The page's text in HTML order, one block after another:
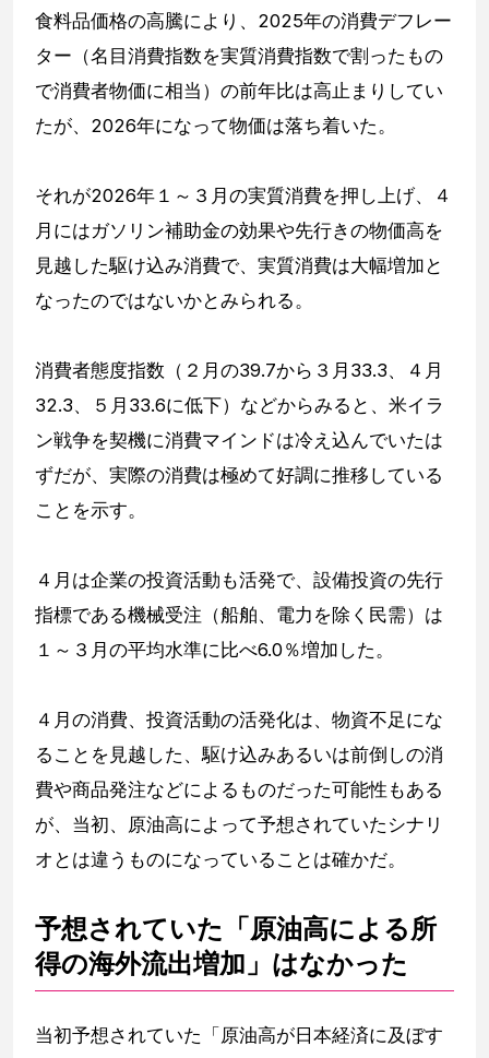
食料品価格の高騰により、2025年の消費デフレー
ター（名目消費指数を実質消費指数で割ったもの
で消費者物価に相当）の前年比は高止まりしてい
たが、2026年になって物価は落ち着いた。
それが2026年１～３月の実質消費を押し上げ、４
月にはガソリン補助金の効果や先行きの物価高を
見越した駆け込み消費で、実質消費は大幅増加と
なったのではないかとみられる。
消費者態度指数（２月の39.7から３月33.3、４月
32.3、５月33.6に低下）などからみると、米イラ
ン戦争を契機に消費マインドは冷え込んでいたは
ずだが、実際の消費は極めて好調に推移している
ことを示す。
４月は企業の投資活動も活発で、設備投資の先行
指標である機械受注（船舶、電力を除く民需）は
１～３月の平均水準に比べ6.0％増加した。
４月の消費、投資活動の活発化は、物資不足にな
ることを見越した、駆け込みあるいは前倒しの消
費や商品発注などによるものだった可能性もある
が、当初、原油高によって予想されていたシナリ
オとは違うものになっていることは確かだ。
予想されていた「原油高による所
得の海外流出増加」はなかった
当初予想されていた「原油高が日本経済に及ぼす